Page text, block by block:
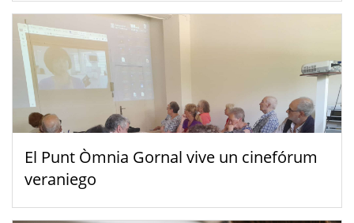
El Punt Òmnia Gornal vive un cinefórum
veraniego